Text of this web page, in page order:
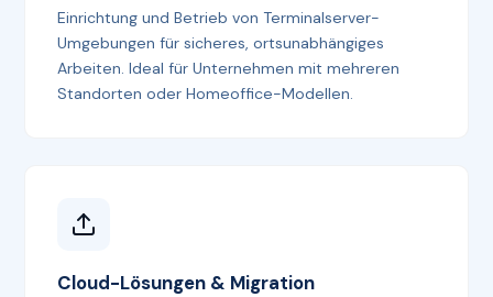
Einrichtung und Betrieb von Terminalserver-
Umgebungen für sicheres, ortsunabhängiges
Arbeiten. Ideal für Unternehmen mit mehreren
Standorten oder Homeoffice-Modellen.
Cloud-Lösungen & Migration